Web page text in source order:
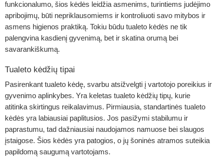
funkcionalumo, šios kėdės leidžia asmenims, turintiems judėjimo
apribojimų, būti nepriklausomiems ir kontroliuoti savo mitybos ir
asmens higienos praktiką. Tokiu būdu tualeto kėdės ne tik
palengvina kasdienį gyvenimą, bet ir skatina orumą bei
savarankiškumą.
Tualeto kėdžių tipai
Pasirenkant tualeto kėdę, svarbu atsižvelgti į vartotojo poreikius ir
gyvenimo aplinkybes. Yra keletas tualeto kėdžių tipų, kurie
atitinka skirtingus reikalavimus. Pirmiausia, standartinės tualeto
kėdės yra labiausiai paplitusios. Jos pasižymi stabilumu ir
paprastumu, tad dažniausiai naudojamos namuose bei slaugos
įstaigose. Šios kėdės yra patogios, o jų šoninės atramos suteikia
papildomą saugumą vartotojams.